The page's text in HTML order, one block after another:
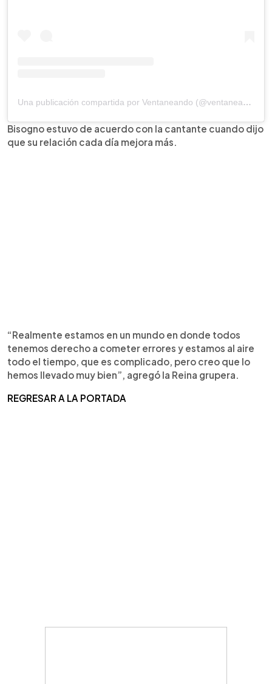
Una publicación compartida por Ventaneando (@ventaneandouno)
Bisogno estuvo de acuerdo con la cantante cuando dijo
que su relación cada día mejora más.
“Realmente estamos en un mundo en donde todos
tenemos derecho a cometer errores y estamos al aire
todo el tiempo, que es complicado, pero creo que lo
hemos llevado muy bien”, agregó la Reina grupera.
REGRESAR A LA PORTADA